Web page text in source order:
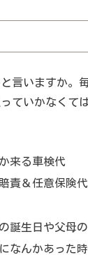
言いますか。
ていかなくて
来る車検代
責＆任意保険代
誕生日や父母の
なんかあった時